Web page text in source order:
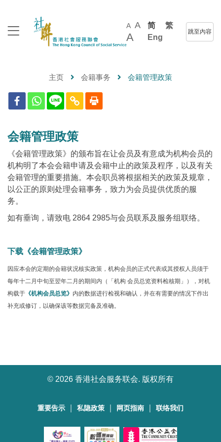
A A
A
简
繁
Eng
跳至內容
主页 会籍事务 会籍管理政策
会籍管理政策
《会籍管理政策》的颁布旨在让会员及有意成为机构会员的
机构明了本会会籍申请及会籍中止的政策及程序，以及有关
会籍管理的重要措施。本会职员将根据相关的政策及规章，
以公正的原则处理会籍事务，致力为会员提供优质的服
务。
如有垂询，请致电 2864 2985与会员联系及服务组联络。
下载《会籍管理政策》
因应本会的定期的会籍状况核实政策，机构会员的正式代表或其授权人员须于
每年十二月中旬至翌年二月的期间内（「机构 会员总览资料检核期」），对机
构载于 《机构会员总览》 内的数据进行检视和确认，并在有需要的情况下作出
补充或修订，以确保该等数据完备及准确。
© 2026 香港社会服务联会. 版权所有
重要告示 私隐政策 网页指南 联络我们